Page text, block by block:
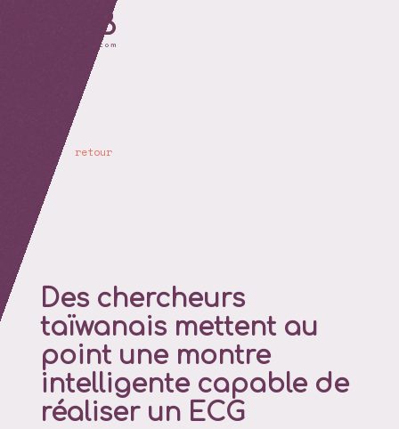
retour
Des chercheurs
taïwanais mettent au
point une montre
intelligente capable de
réaliser un ECG